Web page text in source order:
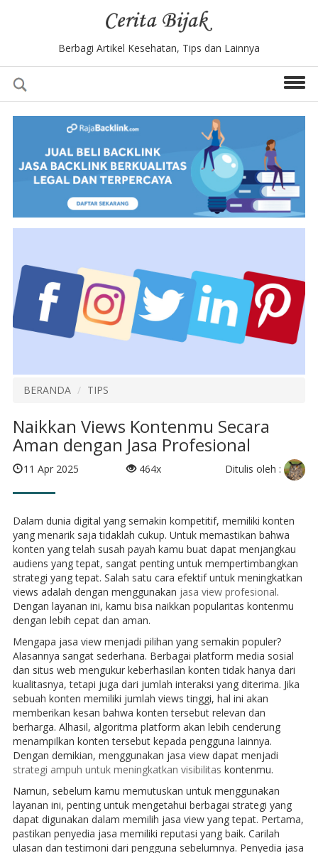
Berbagi Artikel Kesehatan, Tips dan Lainnya
BERANDA TIPS
Naikkan Views Kontenmu Secara
Aman dengan Jasa Profesional
11 Apr 2025 464x Ditulis oleh :
Dalam dunia digital yang semakin kompetitif, memiliki konten
yang menarik saja tidaklah cukup. Untuk memastikan bahwa
konten yang telah susah payah kamu buat dapat menjangkau
audiens yang tepat, sangat penting untuk mempertimbangkan
strategi yang tepat. Salah satu cara efektif untuk meningkatkan
views adalah dengan menggunakan jasa view profesional.
Dengan layanan ini, kamu bisa naikkan popularitas kontenmu
dengan lebih cepat dan aman.
Mengapa jasa view menjadi pilihan yang semakin populer?
Alasannya sangat sederhana. Berbagai platform media sosial
dan situs web mengukur keberhasilan konten tidak hanya dari
kualitasnya, tetapi juga dari jumlah interaksi yang diterima. Jika
sebuah konten memiliki jumlah views tinggi, hal ini akan
memberikan kesan bahwa konten tersebut relevan dan
berharga. Alhasil, algoritma platform akan lebih cenderung
menampilkan konten tersebut kepada pengguna lainnya.
Dengan demikian, menggunakan jasa view dapat menjadi
strategi ampuh untuk meningkatkan visibilitas kontenmu.
Namun, sebelum kamu memutuskan untuk menggunakan
layanan ini, penting untuk mengetahui berbagai strategi yang
dapat digunakan dalam memilih jasa view yang tepat. Pertama,
pastikan penyedia jasa memiliki reputasi yang baik. Carilah
ulasan dan testimoni dari pengguna sebelumnya. Penyedia jasa